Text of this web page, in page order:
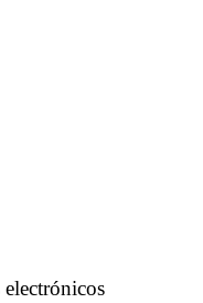
electrónicos